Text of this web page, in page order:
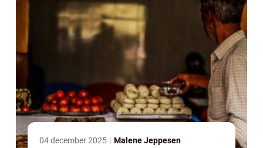
04 december 2025 Malene Jeppesen